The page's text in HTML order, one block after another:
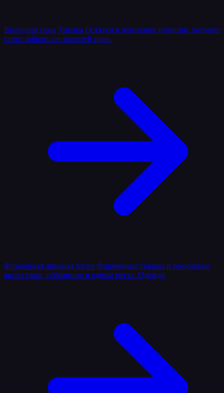
Выгодная цена Уценка Остатки и выгодные позиции, которые
стоит забрать по хорошей цене.
Фирменная линейка Мерч Фирменные товары и брендовые
аксессуары, собранные в одном месте. Одежда